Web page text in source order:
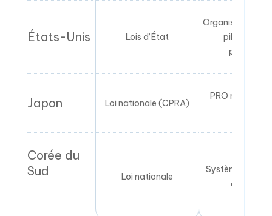
États-Unis Lois d’État
Organisations
pilotées par
Japon Loi nationale (CPRA)
PRO nationale
Corée du
Sud
Loi nationale
Système de